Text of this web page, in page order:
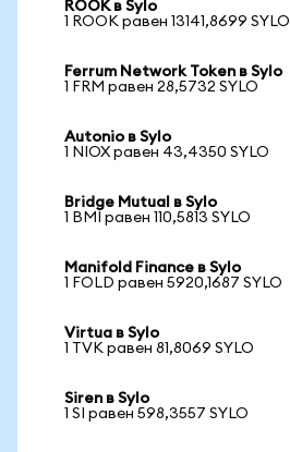
ROOK в Sylo
1 ROOK равен 13141,8699 SYLO
Ferrum Network Token в Sylo
1 FRM равен 28,5732 SYLO
Autonio в Sylo
1 NIOX равен 43,4350 SYLO
Bridge Mutual в Sylo
1 BMI равен 110,5813 SYLO
Manifold Finance в Sylo
1 FOLD равен 5920,1687 SYLO
Virtua в Sylo
1 TVK равен 81,8069 SYLO
Siren в Sylo
1 SI равен 598,3557 SYLO